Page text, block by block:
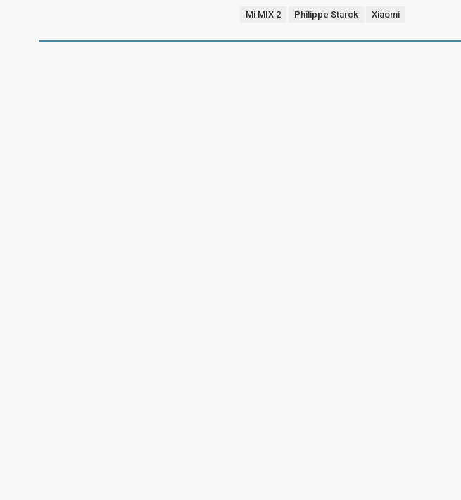
Mi MIX 2 Philippe Starck Xiaomi